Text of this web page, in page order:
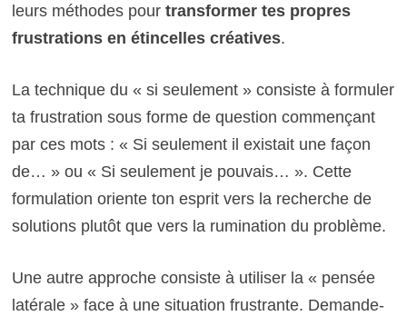
leurs méthodes pour transformer tes propres
frustrations en étincelles créatives.
La technique du « si seulement » consiste à formuler
ta frustration sous forme de question commençant
par ces mots : « Si seulement il existait une façon
de… » ou « Si seulement je pouvais… ». Cette
formulation oriente ton esprit vers la recherche de
solutions plutôt que vers la rumination du problème.
Une autre approche consiste à utiliser la « pensée
latérale » face à une situation frustrante. Demande-